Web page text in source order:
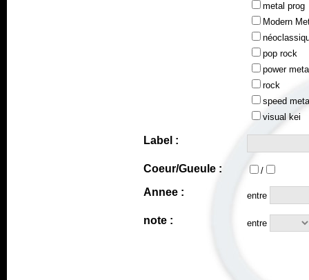
metal prog
Modern
pop rock
power
rock
speed
visual kei
Label :
Coeur/Gueule : /
Annee : entre
note : entre